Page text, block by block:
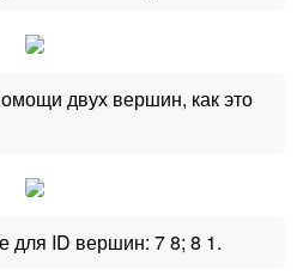
двух вершин, как это
для ID вершин: 7 8; 8 1.